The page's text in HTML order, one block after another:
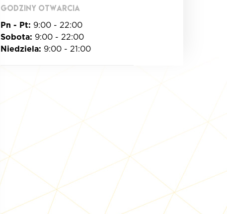
GODZINY OTWARCIA
Pn - Pt: 9:00 - 22:00
Sobota: 9:00 - 22:00
Niedziela: 9:00 - 21:00